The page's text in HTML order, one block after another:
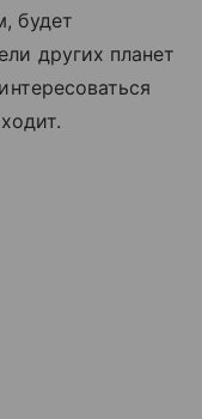
будет
других планет